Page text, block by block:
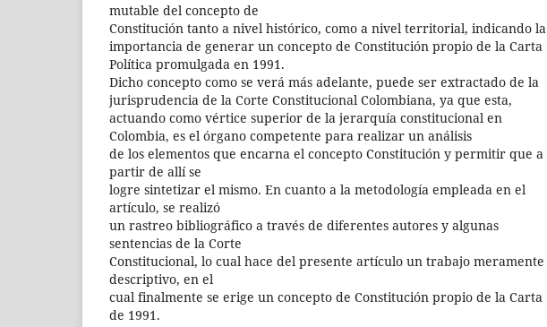
mutable del concepto de
Constitución tanto a nivel histórico, como a nivel territorial, indicando la
importancia de generar un concepto de Constitución propio de la Carta
Política promulgada en 1991.
Dicho concepto como se verá más adelante, puede ser extractado de la
jurisprudencia de la Corte Constitucional Colombiana, ya que esta,
actuando como vértice superior de la jerarquía constitucional en
Colombia, es el órgano competente para realizar un análisis
de los elementos que encarna el concepto Constitución y permitir que a
partir de allí se
logre sintetizar el mismo. En cuanto a la metodología empleada en el
artículo, se realizó
un rastreo bibliográfico a través de diferentes autores y algunas
sentencias de la Corte
Constitucional, lo cual hace del presente artículo un trabajo meramente
descriptivo, en el
cual finalmente se erige un concepto de Constitución propio de la Carta
de 1991.